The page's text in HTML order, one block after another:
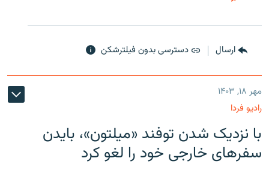
ارسال دسترسی بدون فیلترشکن
مهر ۱۸, ۱۴۰۳
رادیو فردا
با نزدیک شدن توفند «میلتون»، بایدن
سفرهای خارجی خود را لغو کرد